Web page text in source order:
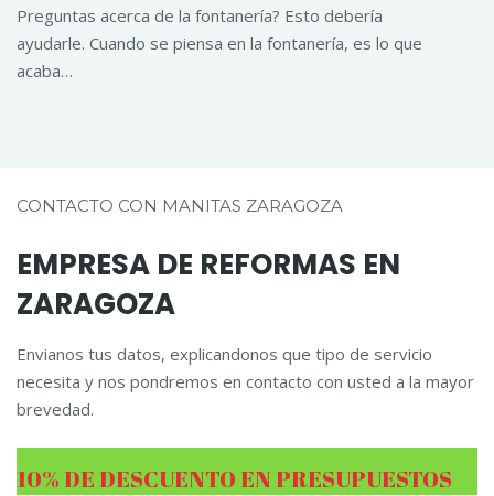
Preguntas acerca de la fontanería? Esto debería
ayudarle. Cuando se piensa en la fontanería, es lo que
acaba…
CONTACTO CON MANITAS ZARAGOZA
EMPRESA DE REFORMAS EN
ZARAGOZA
Envianos tus datos, explicandonos que tipo de servicio
necesita y nos pondremos en contacto con usted a la mayor
brevedad.
10% DE DESCUENTO EN PRESUPUESTOS